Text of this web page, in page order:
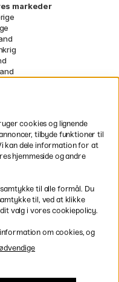
markeder
fragtvilkår gælder for
varer.
Danmark
cookies og lignende
tilbyde funktioner til
kan dele information for at
hjemmeside og andre
til alle formål. Du
til, ved at klikke
valg i vores cookiepolicy.
om cookies, og